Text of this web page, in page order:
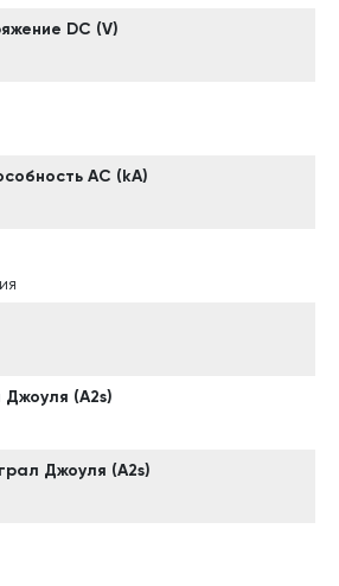
DC (V)
AC (kA)
(A2s)
Джоуля (A2s)